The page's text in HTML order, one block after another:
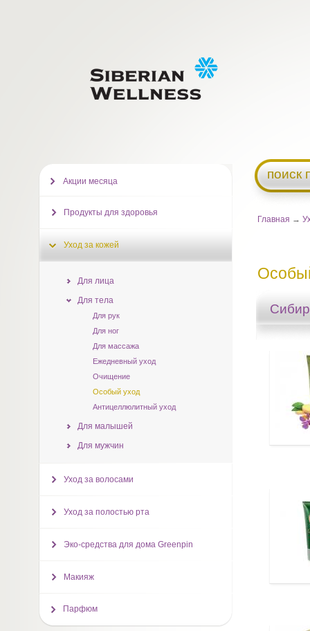
поиск
Главная →
Акции месяца
Продукты для здоровья
Уход за кожей
Для лица
Для тела
Для рук
Для ног
Для массажа
Ежедневный уход
Очищение
Особый уход
Антицеллюлитный уход
Для малышей
Для мужчин
Уход за волосами
Уход за полостью рта
Эко-средства для дома Greenpin
Макияж
Парфюм